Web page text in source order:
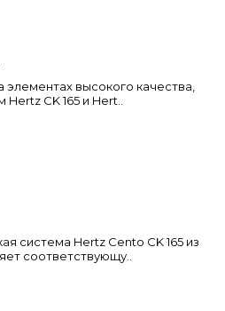
высокого качества,
CK 165 и Hert..
система Hertz Cento CK 165 из
соответствующу..